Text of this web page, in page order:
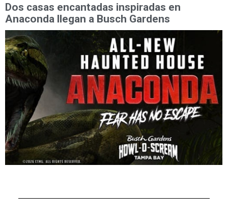
Dos casas encantadas inspiradas en
Anaconda llegan a Busch Gardens